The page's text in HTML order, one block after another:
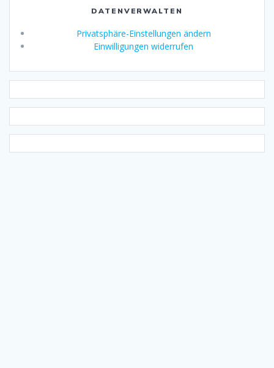
DATENVERWALTEN
Privatsphäre-Einstellungen ändern
Einwilligungen widerrufen